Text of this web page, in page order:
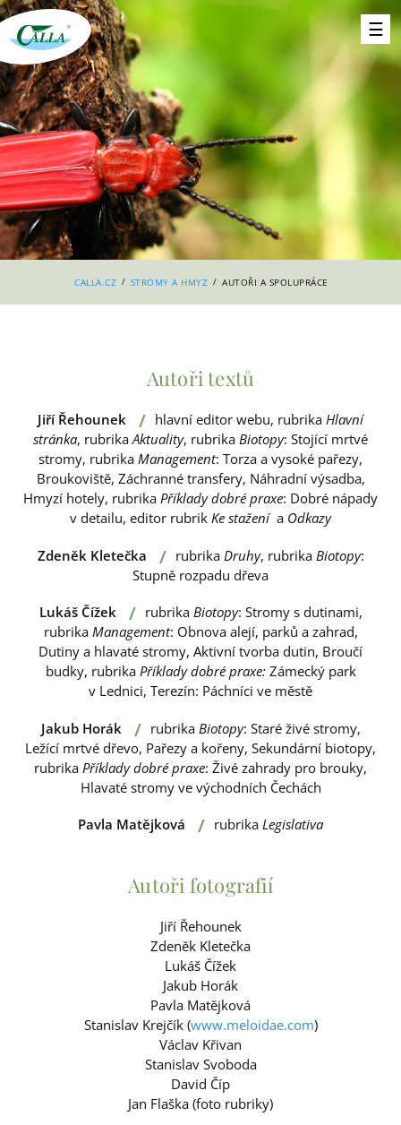
CALLA.CZ / STROMY A HMYZ / AUTOŘI A SPOLUPRÁCE
Autoři textů
Jiří Řehounek / hlavní editor webu, rubrika Hlavní
stránka, rubrikaAktuality, rubrika Biotopy: Stojící mrtvé
stromy, rubrika Management: Torza a vysoké pařezy,
Broukoviště, Záchranné transfery, Náhradní výsadba,
Hmyzí hotely, rubrika Příklady dobré praxe: Dobré nápady
v detailu, editor rubrik Ke staženía Odkazy
Zdeněk Kletečka / rubrika Druhy, rubrika Biotopy:
Stupně rozpadu dřeva
Lukáš Čížek / rubrika Biotopy: Stromy s dutinami,
rubrika Management: Obnova alejí, parků a zahrad,
Dutiny a hlavaté stromy, Aktivní tvorba dutin, Broučí
budky, rubrika Příklady dobré praxe:Zámecký park
v Lednici, Terezín: Páchníci ve městě
Jakub Horák / rubrika Biotopy: Staré živé stromy,
Ležící mrtvé dřevo, Pařezy a kořeny, Sekundární biotopy,
rubrika Příklady dobré praxe: Živé zahrady pro brouky,
Hlavaté stromy ve východních Čechách
Pavla Matějková / rubrika Legislativa
Autoři fotografií
Jiří Řehounek
Zdeněk Kletečka
Lukáš Čížek
Jakub Horák
Pavla Matějková
Stanislav Krejčík (www.meloidae.com)
Václav Křivan
Stanislav Svoboda
David Číp
Jan Flaška (foto rubriky)